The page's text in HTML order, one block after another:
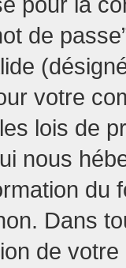
de
votre
lois de
nous
du
Dans
de